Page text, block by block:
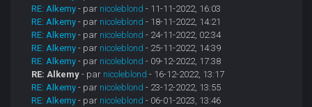
RE: Alkemy - par nicoleblond - 11-11-2022, 16:03
RE: Alkemy - par nicoleblond - 18-11-2022, 14:21
RE: Alkemy - par nicoleblond - 24-11-2022, 02:34
RE: Alkemy - par nicoleblond - 25-11-2022, 14:39
RE: Alkemy - par nicoleblond - 09-12-2022, 17:38
RE: Alkemy - par nicoleblond - 16-12-2022, 13:17
RE: Alkemy - par nicoleblond - 23-12-2022, 13:55
RE: Alkemy - par nicoleblond - 06-01-2023, 13:46